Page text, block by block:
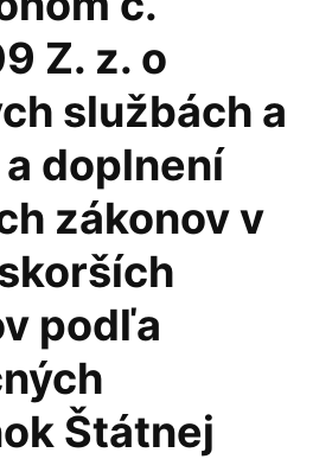
Z. z. o
službách a
doplnení
zákonov v
podľa
Štátnej